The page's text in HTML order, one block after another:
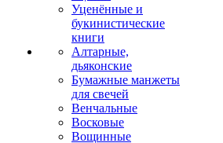
Уценённые и
букинистические
книги
Алтарные,
дьяконские
Бумажные манжеты
для свечей
Венчальные
Восковые
Вощинные